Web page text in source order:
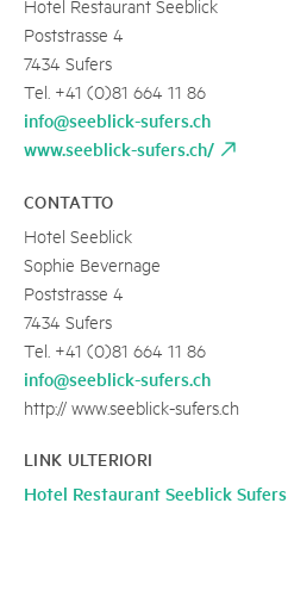
Hotel Restaurant Seeblick
Poststrasse 4
7434 Sufers
Tel. +41 (0)81 664 11 86
info@seeblick-sufers.ch
www.seeblick-sufers.ch/
CONTATTO
Hotel Seeblick
Sophie Bevernage
Poststrasse 4
7434 Sufers
Tel. +41 (0)81 664 11 86
info@seeblick-sufers.ch
http:// www.seeblick-sufers.ch
LINK ULTERIORI
Hotel Restaurant Seeblick Sufers